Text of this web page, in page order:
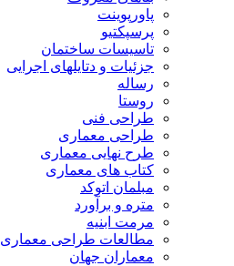
پاورپوینت
پرسپکتیو
تاسیسات ساختمان
جزئیات و دتایلهای اجرایی
رساله
روستا
طراحی فنی
طراحی معماری
طرح نهایی معماری
کتاب های معماری
مبلمان اتوکد
متره و برآورد
مرمت ابنیه
مطالعات طراحی معماری
معماران جهان